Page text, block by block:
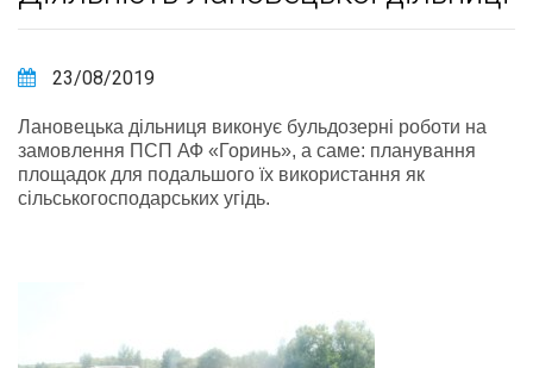
23/08/2019
Лановецька дільниця виконує бульдозерні роботи на
замовлення ПСП АФ «Горинь», а саме: планування
площадок для подальшого їх використання як
сільськогосподарських угідь.